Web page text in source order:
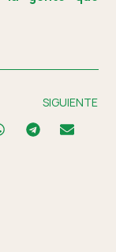
SIGUIENTE